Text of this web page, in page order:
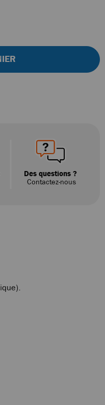
Des questions ?
Contactez-nous